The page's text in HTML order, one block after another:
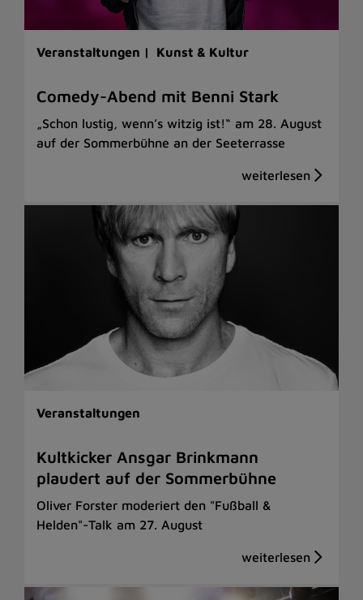
Veranstaltungen | Kunst & Kultur
Comedy-Abend mit Benni Stark
„Schon lustig, wenn’s witzig ist!“ am 28. August
auf der Sommerbühne an der Seeterrasse
Veranstaltungen
Kultkicker Ansgar Brinkmann
plaudert auf der Sommerbühne
Oliver Forster moderiert den "Fußball &
Helden"-Talk am 27. August